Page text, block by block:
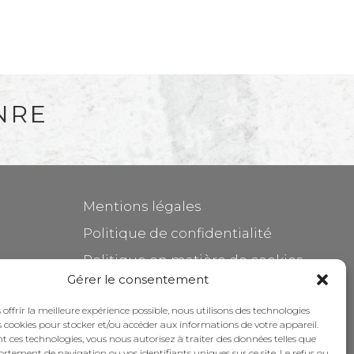
Gérer le consentement
offrir la meilleure expérience possible, nous utilisons des technologies
cookies pour stocker et/ou accéder aux informations de votre appareil.
ces technologies, vous nous autorisez à traiter des données telles que
Mentions légales
Politique de confidentialité
Politique en matière de cookies
Entretenir votre meuble
Subventions